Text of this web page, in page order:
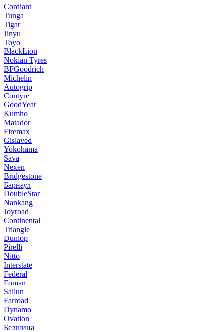
Cordiant
Tunga
Tigar
Jinyu
Toyo
BlackLion
Nokian Tyres
BFGoodrich
Michelin
Autogrip
Contyre
GoodYear
Kumho
Matador
Firemax
Gislaved
Yokohama
Sava
Nexen
Bridgestone
Барнаул
DoubleStar
Nankang
Joyroad
Continental
Triangle
Dunlop
Pirelli
Nitto
Interstate
Federal
Foman
Sailun
Farroad
Dynamo
Ovation
Белшина